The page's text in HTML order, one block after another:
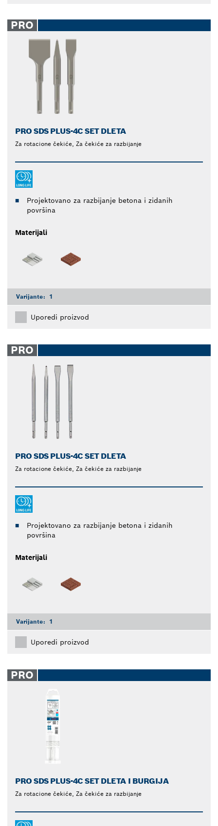
PRO
PRO SDS PLUS-4C SET DLETA
Za rotacione čekiće, Za čekiće za razbijanje
Projektovano za razbijanje betona i zidanih
površina
Materijali
Varijante: 1
Uporedi proizvod
PRO
PRO SDS PLUS-4C SET DLETA
Za rotacione čekiće, Za čekiće za razbijanje
Projektovano za razbijanje betona i zidanih
površina
Materijali
Varijante: 1
Uporedi proizvod
PRO
PRO SDS PLUS-4C SET DLETA I BURGIJA
Za rotacione čekiće, Za čekiće za razbijanje